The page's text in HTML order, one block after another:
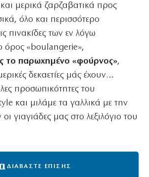
μερικά ζαρζαβατικά προς
όλο και περισσότερο
πινακίδες των εν λόγω
όρος «boulangerie»,
το παρωχημένο «φούρνος»,
δεκαετίες μάς έχουν…
προσωπικότητες του
και μιλάμε τα γαλλικά με την
γιαγιάδες μας στο λεξιλόγιο του
ΔΙΑΒΑΣΤΕ ΕΠΙΣΗΣ